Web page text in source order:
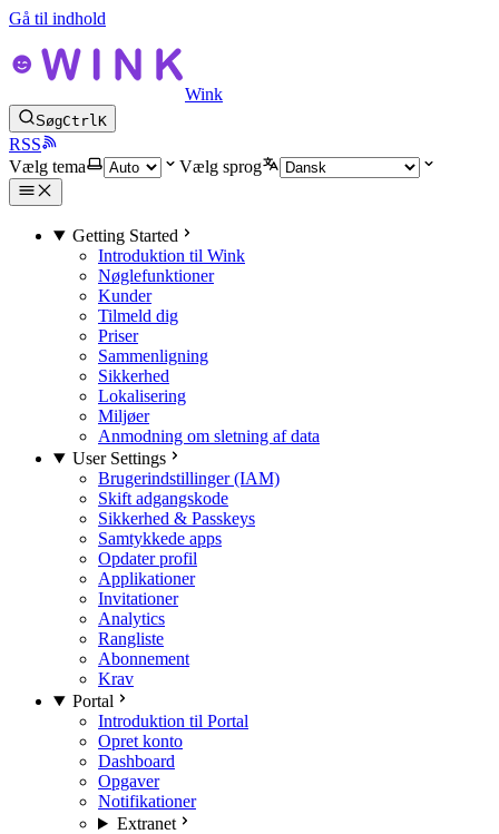
Gå til indhold
Wink
SøgCtrlK
RSS
Vælg tema
Vælg sprog
Getting Started
Introduktion til Wink
Nøglefunktioner
Kunder
Tilmeld dig
Priser
Sammenligning
Sikkerhed
Lokalisering
Miljøer
Anmodning om sletning af data
User Settings
Brugerindstillinger (IAM)
Skift adgangskode
Sikkerhed & Passkeys
Samtykkede apps
Opdater profil
Applikationer
Invitationer
Analytics
Rangliste
Abonnement
Krav
Portal
Introduktion til Portal
Opret konto
Dashboard
Opgaver
Notifikationer
Extranet